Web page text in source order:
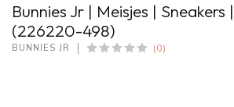
Bunnies Jr | Meisjes |
(226220-498)
BUNNIES JR (0)